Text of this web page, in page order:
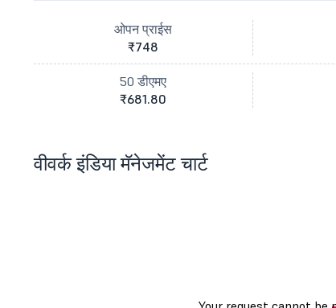
ओपन प्राईस
₹748
50 डीएमए
₹681.80
वीवर्क इंडिया मॅनेजमेंट चार्ट